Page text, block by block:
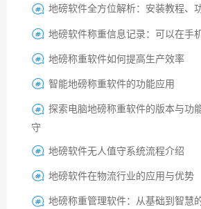
 地磅软件全方位解析：安装教程、
 地磅软件称重信息记录：可以在手
 地磅称重软件如何提高生产效率
 智能地磅称重软件的功能应用
 探索电脑地磅称重软件的版本与功
守
 地磅软件无人值守系统流程介绍
 地磅软件在物流行业的应用与优势
 地磅称重管理软件：从基础到智慧